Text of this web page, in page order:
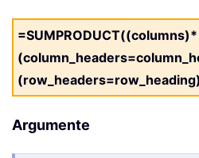
=SUMPRODUCT((columns)*
(row_headers=row_heading)
Argumente